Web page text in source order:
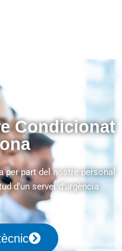
Condicionat
part del nostre personal
d’un servei d’urgència